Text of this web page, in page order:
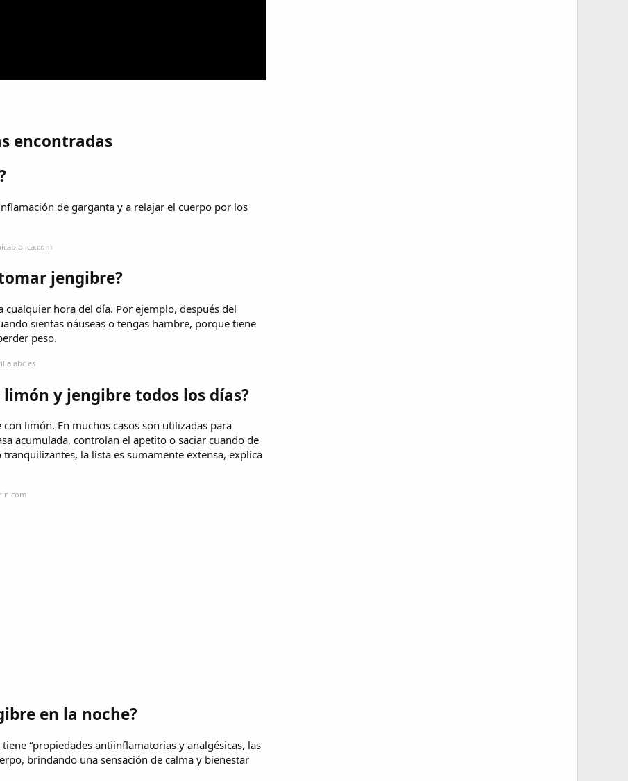
encontradas
de garganta y a relajar el cuerpo por los
jengibre?
hora del día. Por ejemplo, después del
sientas náuseas o tengas hambre, porque tiene
peso.
y jengibre todos los días?
limón. En muchos casos son utilizadas para
acumulada, controlan el apetito o saciar cuando de
la lista es sumamente extensa, explica
en la noche?
“propiedades antiinflamatorias y analgésicas, las
brindando una sensación de calma y bienestar